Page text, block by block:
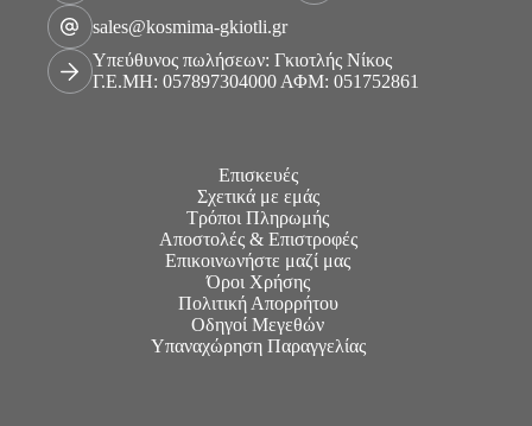
sales@kosmima-gkiotli.gr
Υπεύθυνος πωλήσεων: Γκιοτλής Νίκος
Γ.Ε.ΜΗ: 057897304000 ΑΦΜ: 051752861
Επισκευές
Σχετικά με εμάς
Τρόποι Πληρωμής
Αποστολές & Επιστροφές
Επικοινωνήστε μαζί μας
Όροι Χρήσης
Πολιτική Απορρήτου
Οδηγοί Μεγεθών
Υπαναχώρηση Παραγγελίας